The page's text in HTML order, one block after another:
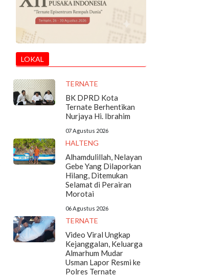
LOKAL
TERNATE
BK DPRD Kota
Ternate Berhentikan
Nurjaya Hi. Ibrahim
07 Agustus 2026
HALTENG
Alhamdulillah, Nelayan
Gebe Yang Dilaporkan
Hilang, Ditemukan
Selamat di Perairan
Morotai
06 Agustus 2026
TERNATE
Video Viral Ungkap
Kejanggalan, Keluarga
Almarhum Mudar
Usman Lapor Resmi ke
Polres Ternate